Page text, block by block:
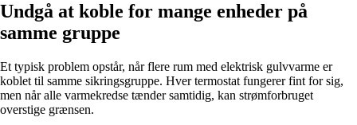
Undgå at koble for mange enheder på
samme gruppe
Et typisk problem opstår, når flere rum med elektrisk gulvvarme er
koblet til samme sikringsgruppe. Hver termostat fungerer fint for sig,
men når alle varmekredse tænder samtidig, kan strømforbruget
overstige grænsen.